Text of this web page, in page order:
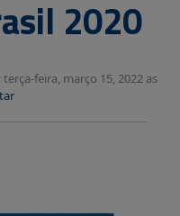
2020
feira, março 15, 2022 as